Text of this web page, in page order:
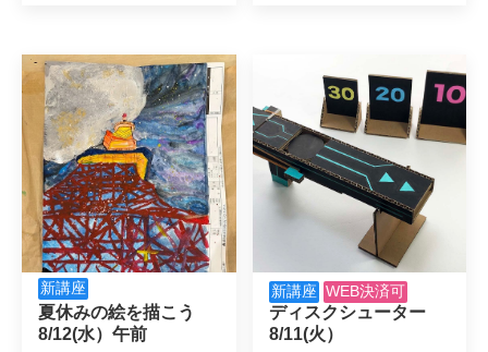
新講座
夏休みの絵を描こう
8/12(水）午前
新講座 WEB決済可
ディスクシューター
8/11(火）